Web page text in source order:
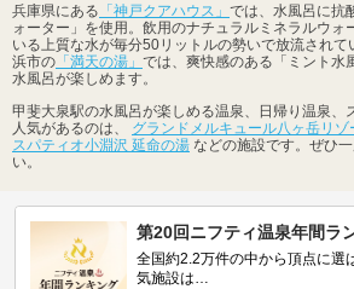
兵庫県にある 「神戸クアハウス」 では、水風呂に抗
ォーター」を使用。飲用のナチュラルミネラルウォ
いる上質な水が毎分50リットルの勢いで放流され
浜市の 「満天の湯」 では、爽快感のある「ミント水
水風呂が楽しめます。
甲斐大泉駅の水風呂が楽しめる温泉、日帰り温泉、
人気があるのは、 グランドメルキュール八ヶ岳リゾ
スパティオ小淵沢 延命の湯 などの施設です。ぜひ
い。
第20回ニフティ温泉年間ラ
全国約2.2万件の中から頂点に選
気施設は…